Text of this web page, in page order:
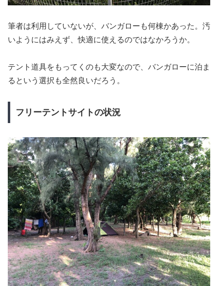
筆者は利用していないが、バンガローも何棟かあった。汚
いようにはみえず、快適に使えるのではなかろうか。
テント道具をもってくのも大変なので、バンガローに泊ま
るという選択も全然良いだろう。
フリーテントサイトの状況